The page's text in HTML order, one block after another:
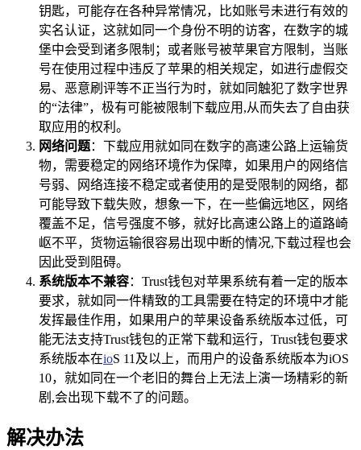
钥匙，可能存在各种异常情况，比如账号未进行有效的
实名认证，这就如同一个身份不明的访客，在数字的城
堡中会受到诸多限制；或者账号被苹果官方限制，当账
号在使用过程中违反了苹果的相关规定，如进行虚假交
易、恶意刷评等不正当行为时，就如同触犯了数字世界
的“法律”，极有可能被限制下载应用,从而失去了自由获
取应用的权利。
网络问题：下载应用就如同在数字的高速公路上运输货
物，需要稳定的网络环境作为保障，如果用户的网络信
号弱、网络连接不稳定或者使用的是受限制的网络，都
可能导致下载失败，想象一下，在一些偏远地区，网络
覆盖不足，信号强度不够，就好比高速公路上的道路崎
岖不平，货物运输很容易出现中断的情况,下载过程也会
因此受到阻碍。
系统版本不兼容：Trust钱包对苹果系统有着一定的版本
要求，就如同一件精致的工具需要在特定的环境中才能
发挥最佳作用，如果用户的苹果设备系统版本过低，可
能无法支持Trust钱包的正常下载和运行，Trust钱包要求
系统版本在ioS 11及以上，而用户的设备系统版本为iOS
10，就如同在一个老旧的舞台上无法上演一场精彩的新
剧,会出现下载不了的问题。
解决办法